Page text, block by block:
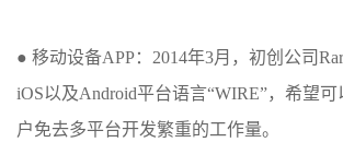
● 移动设备APP：2014年3月，初创公司
iOS以及Android平台语言“WIRE”，希望
户免去多平台开发繁重的工作量。